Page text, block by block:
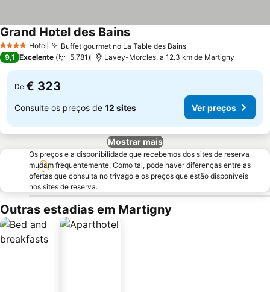
4 EstrelasHotel Buffet gourmet no La Table des Bains
Grand Hotel des Bains
9,1 Excelente 5.781 Lavey-Morcles, a 12.3 km de Martigny
De € 323
Consulte os preços de 12 sites Ver preços
Mostrar mais
Os preços e a disponibilidade que recebemos dos sites de reserva
mudam frequentemente. Como tal, pode haver diferenças entre as
ofertas que consulta no trivago e os preços que estão disponíveis
nos sites de reserva.
Outras estadias em Martigny